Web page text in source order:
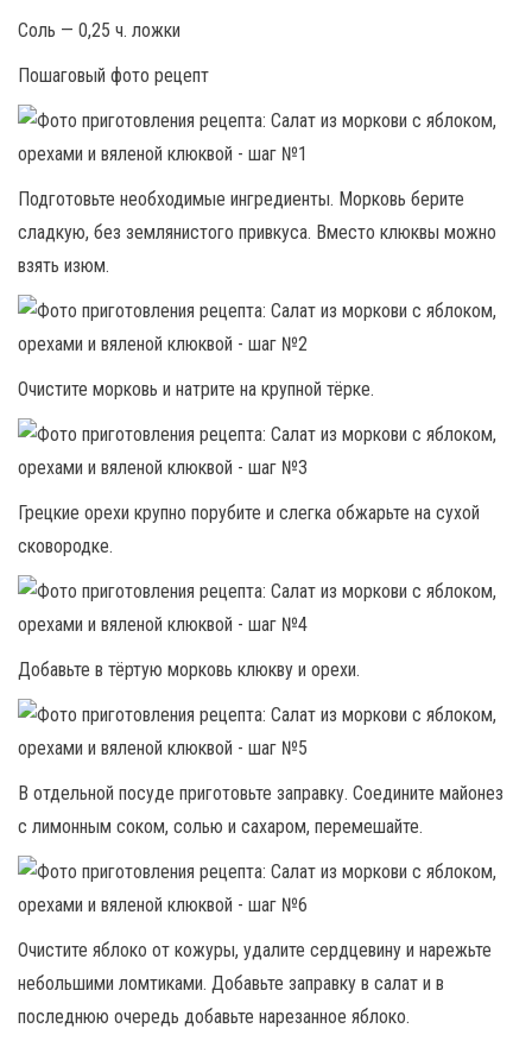
Соль — 0,25 ч. ложки
Пошаговый фото рецепт
Подготовьте необходимые ингредиенты. Морковь берите
сладкую, без землянистого привкуса. Вместо клюквы можно
взять изюм.
Очистите морковь и натрите на крупной тёрке.
Грецкие орехи крупно порубите и слегка обжарьте на сухой
сковородке.
Добавьте в тёртую морковь клюкву и орехи.
В отдельной посуде приготовьте заправку. Соедините майонез
с лимонным соком, солью и сахаром, перемешайте.
Очистите яблоко от кожуры, удалите сердцевину и нарежьте
небольшими ломтиками. Добавьте заправку в салат и в
последнюю очередь добавьте нарезанное яблоко.